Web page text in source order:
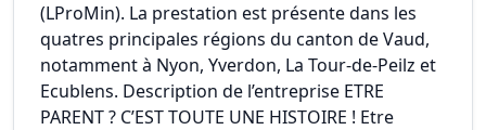
(LProMin). La prestation est présente dans les
quatres principales régions du canton de Vaud,
notamment à Nyon, Yverdon, La Tour-de-Peilz et
Ecublens. Description de l’entreprise ETRE
PARENT ? C’EST TOUTE UNE HISTOIRE ! Etre